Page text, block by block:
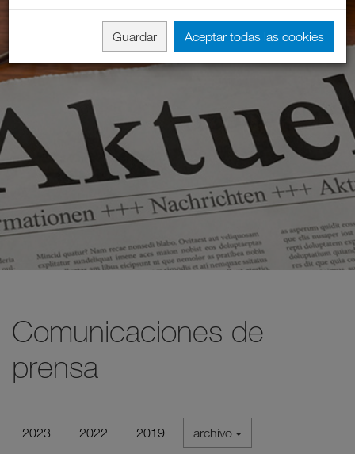
Comunicaciones de
prensa
2023 2022 2019 archivo
Guardar Aceptar todas las cookies